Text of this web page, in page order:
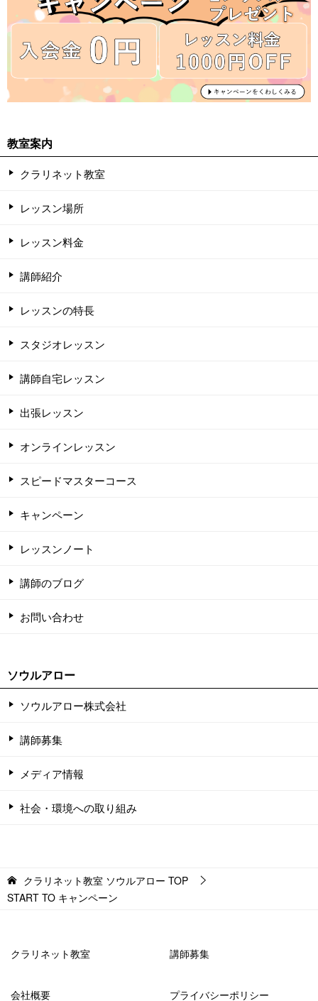
教室案内
クラリネット教室
レッスン場所
レッスン料金
講師紹介
レッスンの特長
スタジオレッスン
講師自宅レッスン
出張レッスン
オンラインレッスン
スピードマスターコース
キャンペーン
レッスンノート
講師のブログ
お問い合わせ
ソウルアロー
ソウルアロー株式会社
講師募集
メディア情報
社会・環境への取り組み
クラリネット教室 ソウルアロー TOP
START TO キャンペーン
クラリネット教室 講師募集
会社概要 プライバシーポリシー